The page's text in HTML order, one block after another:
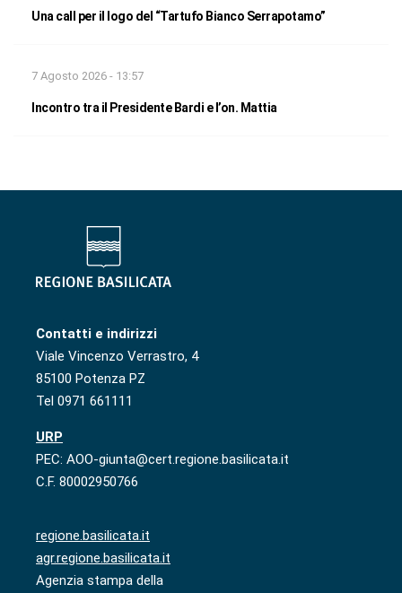
Una call per il logo del “Tartufo Bianco Serrapotamo”
7 Agosto 2026 - 13:57
Incontro tra il Presidente Bardi e l’on. Mattia
Contatti e indirizzi
Viale Vincenzo Verrastro, 4
85100 Potenza PZ
Tel 0971 661111
URP
PEC: AOO-giunta@cert.regione.basilicata.it
C.F. 80002950766
regione.basilicata.it
agr.regione.basilicata.it
Agenzia stampa della